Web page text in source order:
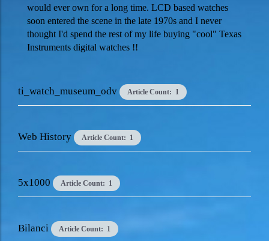
would ever own for a long time. LCD based watches
soon entered the scene in the late 1970s and I never
thought I'd spend the rest of my life buying "cool" Texas
Instruments digital watches !!
ti_watch_museum_odv Article Count: 1
Web History Article Count: 1
5x1000 Article Count: 1
Bilanci Article Count: 1